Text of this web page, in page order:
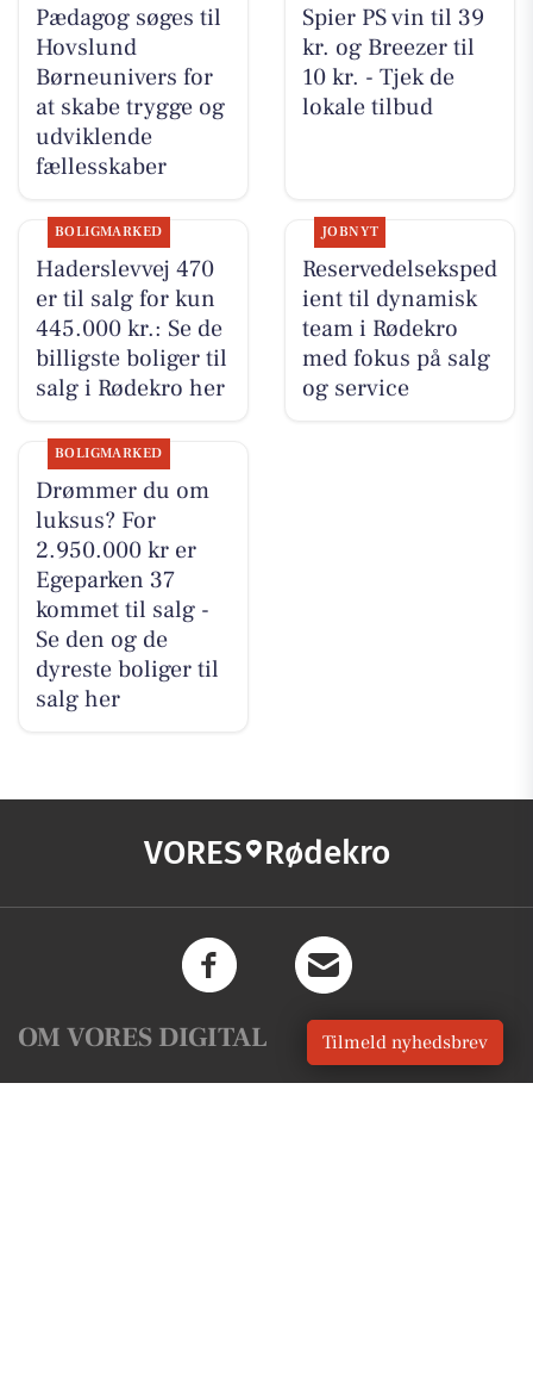
Pædagog søges til
Hovslund
Børneunivers for
at skabe trygge og
udviklende
fællesskaber
Spier PS vin til 39
kr. og Breezer til
10 kr. - Tjek de
lokale tilbud
BOLIGMARKED
Haderslevvej 470
er til salg for kun
445.000 kr.: Se de
billigste boliger til
salg i Rødekro her
JOBNYT
Reservedelseksped
ient til dynamisk
team i Rødekro
med fokus på salg
og service
BOLIGMARKED
Drømmer du om
luksus? For
2.950.000 kr er
Egeparken 37
kommet til salg -
Se den og de
dyreste boliger til
salg her
VORES Rødekro
OM VORES DIGITAL Tilmeld nyhedsbrev